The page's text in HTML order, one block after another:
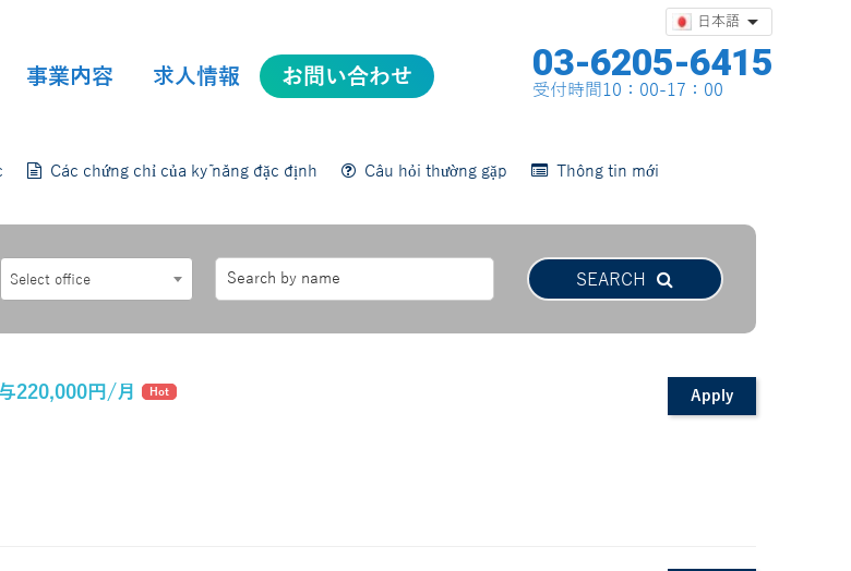
事業内容 求人情報 お問い合わせ
事業内容 求人情報 お問い合わせ 03-6205-6415
受付時間10：00-17：00
日本語
Các chứng chỉ của kỹ năng đặc định Câu hỏi thường gặp Thông tin mới
Select office SEARCH
220,000円/月 Hot Apply